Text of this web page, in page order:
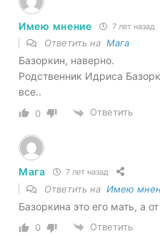
Имею мнение 7 лет назад
Ответить на Мага
Базоркин, наверно.
Родственник Идриса
все..
0 Ответить
Мага 7 лет назад
Ответить на Имею
Базоркина это его мать, а
0 Ответить